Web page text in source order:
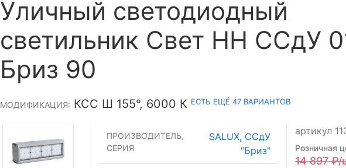
Уличный светодиодный
светильник Свет НН ССдУ
Бриз 90
МОДИФИКАЦИЯ: КСС Ш 155°, 6000 К ЕСТЬ ЕЩЁ 47 ВАРИАНТОВ
ПРОИЗВОДИТЕЛЬ,
СЕРИЯ
SALUX, ССдУ
"Бриз"
артикул
Розничная
14 897₽/